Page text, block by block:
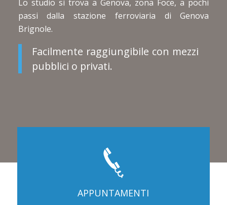
Lo studio si trova a Genova, zona Foce, a pochi
passi dalla stazione ferroviaria di Genova
Brignole.
Facilmente raggiungibile con mezzi
pubblici o privati.
APPUNTAMENTI